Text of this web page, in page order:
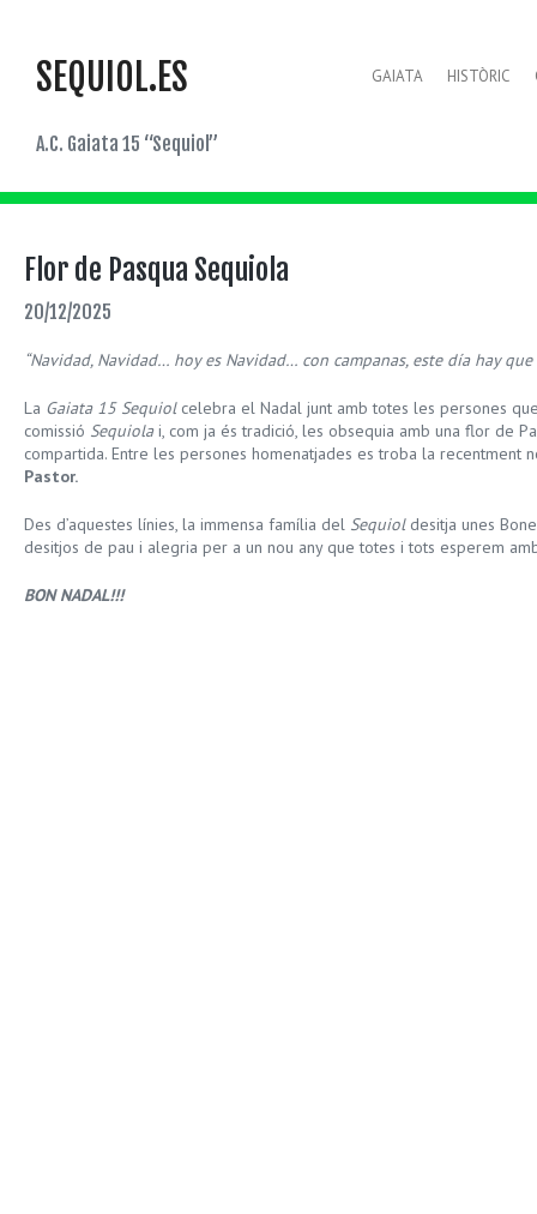
SEQUIOL.ES
A.C. Gaiata 15 “Sequiol”
GAIATA HISTÒRIC
Flor de Pasqua Sequiola
20/12/2025
“Navidad, Navidad… hoy es Navidad… con campanas, este día hay
La Gaiata 15 Sequiolcelebra el Nadal junt amb totes les persones
comissió Sequiolai, com ja és tradició, les obsequia amb una flor de
compartida. Entre les persones homenatjades es troba la recentment
Pastor.
Des d’aquestes línies, la immensa família del Sequioldesitja unes
desitjos de pau i alegria per a un nou any que totes i tots esperem
BON NADAL!!!